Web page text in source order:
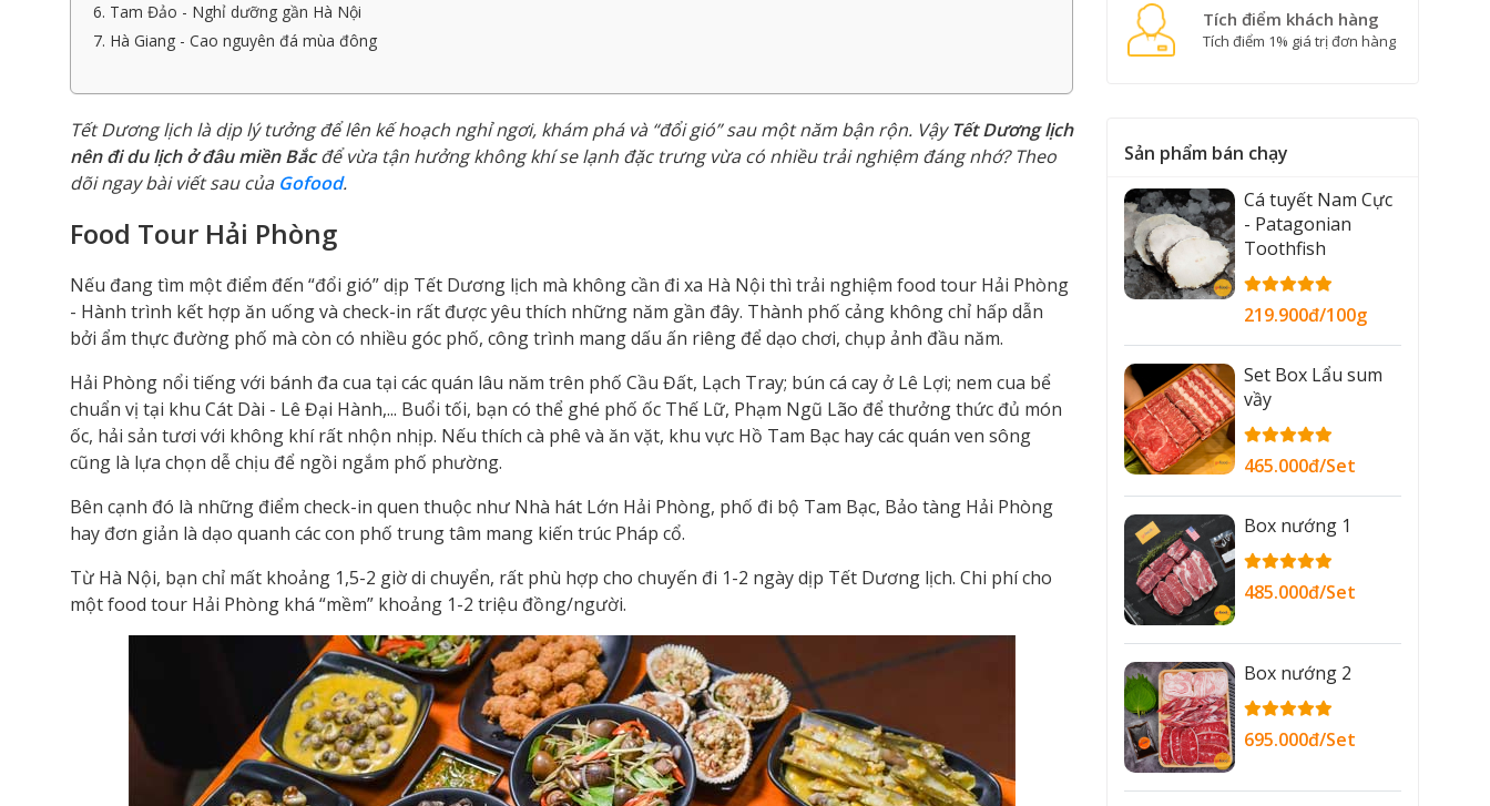
6. Tam Đảo - Nghỉ dưỡng gần Hà Nội
7. Hà Giang - Cao nguyên đá mùa đông
Tết Dương lịch là dịp lý tưởng để lên kế hoạch nghỉ ngơi, khám phá và “đổi gió” sau một năm bận rộn. VậyTết Dương lịch
nên đi du lịch ở đâu miền Bắcđể vừa tận hưởng không khí se lạnh đặc trưng vừa có nhiều trải nghiệm đáng nhớ? Theo
dõi ngay bài viết sau của Gofood.
Food Tour Hải Phòng
Nếu đang tìm một điểm đến “đổi gió” dịp Tết Dương lịch mà không cần đi xa Hà Nội thì trải nghiệm food tour Hải Phòng
- Hành trình kết hợp ăn uống và check-in rất được yêu thích những năm gần đây. Thành phố cảng không chỉ hấp dẫn
bởi ẩm thực đường phố mà còn có nhiều góc phố, công trình mang dấu ấn riêng để dạo chơi, chụp ảnh đầu năm.
Hải Phòng nổi tiếng với bánh đa cua tại các quán lâu năm trên phố Cầu Đất, Lạch Tray; bún cá cay ở Lê Lợi; nem cua bể
chuẩn vị tại khu Cát Dài - Lê Đại Hành,... Buổi tối, bạn có thể ghé phố ốc Thế Lữ, Phạm Ngũ Lão để thưởng thức đủ món
ốc, hải sản tươi với không khí rất nhộn nhịp. Nếu thích cà phê và ăn vặt, khu vực Hồ Tam Bạc hay các quán ven sông
cũng là lựa chọn dễ chịu để ngồi ngắm phố phường.
Bên cạnh đó là những điểm check-in quen thuộc như Nhà hát Lớn Hải Phòng, phố đi bộ Tam Bạc, Bảo tàng Hải Phòng
hay đơn giản là dạo quanh các con phố trung tâm mang kiến trúc Pháp cổ.
Từ Hà Nội, bạn chỉ mất khoảng 1,5-2 giờ di chuyển, rất phù hợp cho chuyến đi 1-2 ngày dịp Tết Dương lịch. Chi phí cho
một food tour Hải Phòng khá “mềm” khoảng 1-2 triệu đồng/người.
Tích điểm khách hàng
Tích điểm 1% giá trị đơn hàng
Sản phẩm bán chạy
Cá tuyết Nam Cực
- Patagonian
Toothfish
219.900đ/100g
Set Box Lẩu sum
vầy
465.000đ/Set
Box nướng 1
485.000đ/Set
Box nướng 2
695.000đ/Set